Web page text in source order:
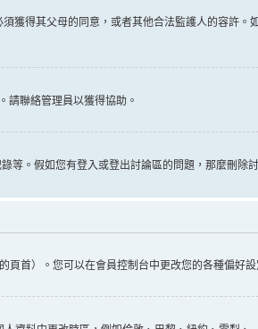
得其父母的同意，或者其他合法監護人的容許
請聯絡管理員以獲得協助。
等。假如您有登入或登出討論區的問題，那麼刪除
頁首）。您可以在會員控制台中更改您的各種偏好設